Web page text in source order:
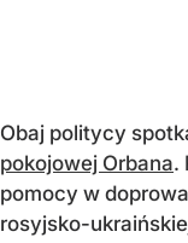
Obaj politycy
pokojowej Orbana.
pomocy w
rosyjsko-